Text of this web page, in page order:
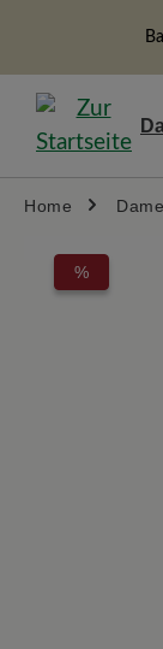
Zur
Home
%
Bildergalerie